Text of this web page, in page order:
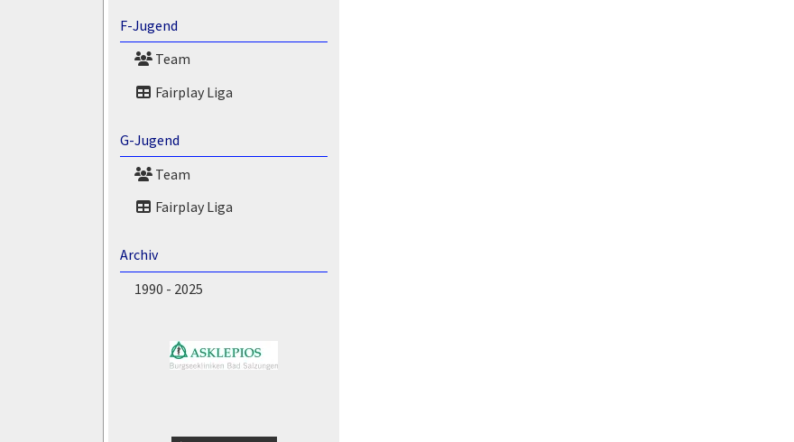
F-Jugend
Team
Fairplay Liga
G-Jugend
Team
Fairplay Liga
Archiv
1990 - 2025